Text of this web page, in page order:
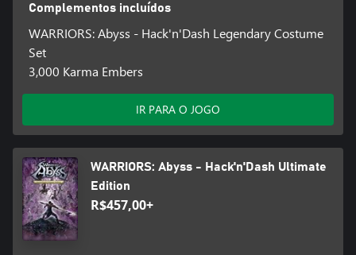
Complementos incluídos
WARRIORS: Abyss - Hack'n'Dash Legendary Costume
Set
3,000 Karma Embers
IR PARA O JOGO
WARRIORS: Abyss - Hack'n'Dash Ultimate
Edition
R$457,00+